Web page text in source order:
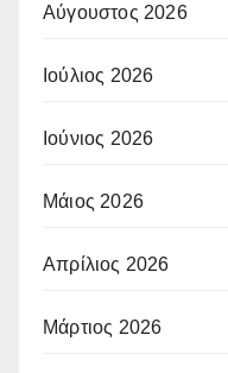
Αύγουστος 2026
Ιούλιος 2026
Ιούνιος 2026
Μάιος 2026
Απρίλιος 2026
Μάρτιος 2026